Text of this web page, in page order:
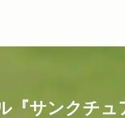
『サンクチュ